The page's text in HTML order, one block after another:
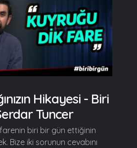
Hikayesi - Biri
Tuncer
biri bir gün ettiğinin
Bize iki sorunun cevabını